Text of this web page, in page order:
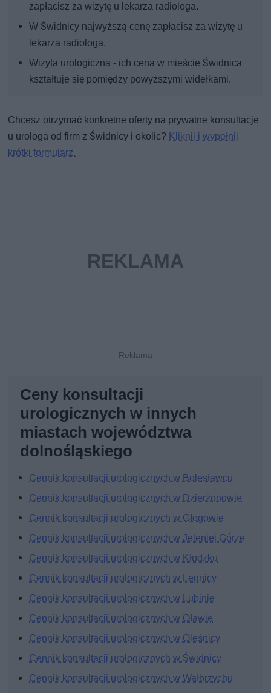
zapłacisz za wizytę u lekarza radiologa.
W Świdnicy najwyższą cenę zapłacisz za wizytę u
lekarza radiologa.
Wizyta urologiczna - ich cena w mieście Świdnica
kształtuje się pomiędzy powyższymi widełkami.
Chcesz otrzymać konkretne oferty na prywatne konsultacje
u urologa od firm z Świdnicy i okolic? Kliknij i wypełnij
krótki formularz.
Ceny konsultacji
urologicznych w innych
miastach województwa
dolnośląskiego
Cennik konsultacji urologicznych w Bolesławcu
Cennik konsultacji urologicznych w Dzierżonowie
Cennik konsultacji urologicznych w Głogowie
Cennik konsultacji urologicznych w Jeleniej Górze
Cennik konsultacji urologicznych w Kłodzku
Cennik konsultacji urologicznych w Legnicy
Cennik konsultacji urologicznych w Lubinie
Cennik konsultacji urologicznych w Oławie
Cennik konsultacji urologicznych w Oleśnicy
Cennik konsultacji urologicznych w Świdnicy
Cennik konsultacji urologicznych w Wałbrzychu